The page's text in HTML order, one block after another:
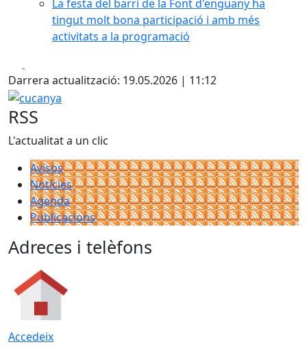
La festa del barri de la Font d'enguany ha
tingut molt bona participació i amb més
activitats a la programació
Darrera actualització: 19.05.2026 | 11:12
cucanya
RSS
L'actualitat a un clic
Avisos
Notícies
Agenda
Publicacions
Adreces i telèfons
Accedeix